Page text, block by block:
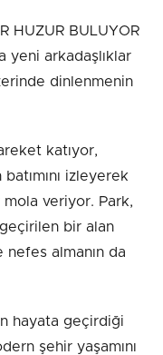
HUZUR BULUYOR
yeni arkadaşlıklar
dinlenmenin
katıyor,
izleyerek
veriyor. Park,
bir alan
nefes almanın da
hayata geçirdiği
şehir yaşamını